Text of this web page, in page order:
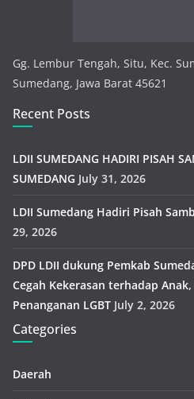
Gg. Lembur Tengah, Situ, Kec.
Sumedang, Jawa Barat 45621
Recent Posts
LDII SUMEDANG HADIRI PISAH
SUMEDANG July 31, 2026
LDII Sumedang Hadiri Pisah
29, 2026
DPD LDII dukung Pemkab
Cegah Kekerasan terhadap
Penanganan LGBT July 2, 2026
Categories
Daerah